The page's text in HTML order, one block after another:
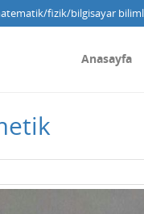
fizik/bilgisayar
Anasayfa